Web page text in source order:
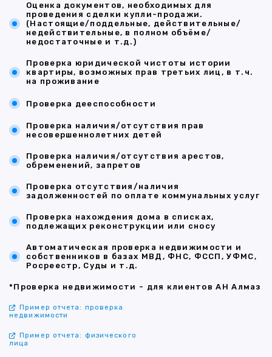
Оценка документов, необходимых для
проведения сделки купли-продажи.
(Настоящие/поддельные, действительные/
недействительные, в полном объёме/
недостаточные и т.д.)
Проверка юридической чистоты истории
квартиры, возможных прав третьих лиц, в т.ч.
на проживание
Проверка дееспособности
Проверка наличия/отсутствия прав
несовершеннолетних детей
Проверка наличия/отсутствия арестов,
обременений, запретов
Проверка отсутствия/наличия
задолженностей по оплате коммунальных услуг
Проверка нахождения дома в списках,
подлежащих реконструкции или сносу
Автоматическая проверка недвижимости и
собственников в базах МВД, ФНС, ФССП, УФМС,
Росреестр, Суды и т.д.
*Проверка недвижимости - для клиентов АН Алмаз
Пример отчета: проверка
недвижимости
Пример отчета: физического
лица